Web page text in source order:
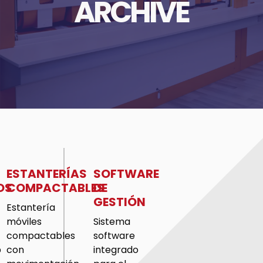
ARCHIVE
Oficinas de contractor
ESTANTERÍAS
COMPACTABLES
Estantería
móviles
compactables
con
SOFTWARE
DE
GESTIÓN
Sistema
software
integrado